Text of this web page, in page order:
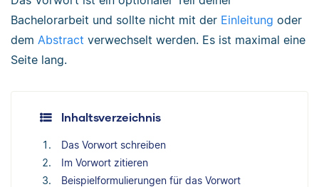
Bachelorarbeit und sollte nicht mit der Einleitung oder
dem Abstract verwechselt werden. Es ist maximal eine
Seite lang.
Inhaltsverzeichnis
Das Vorwort schreiben
Im Vorwort zitieren
Beispielformulierungen für das Vorwort